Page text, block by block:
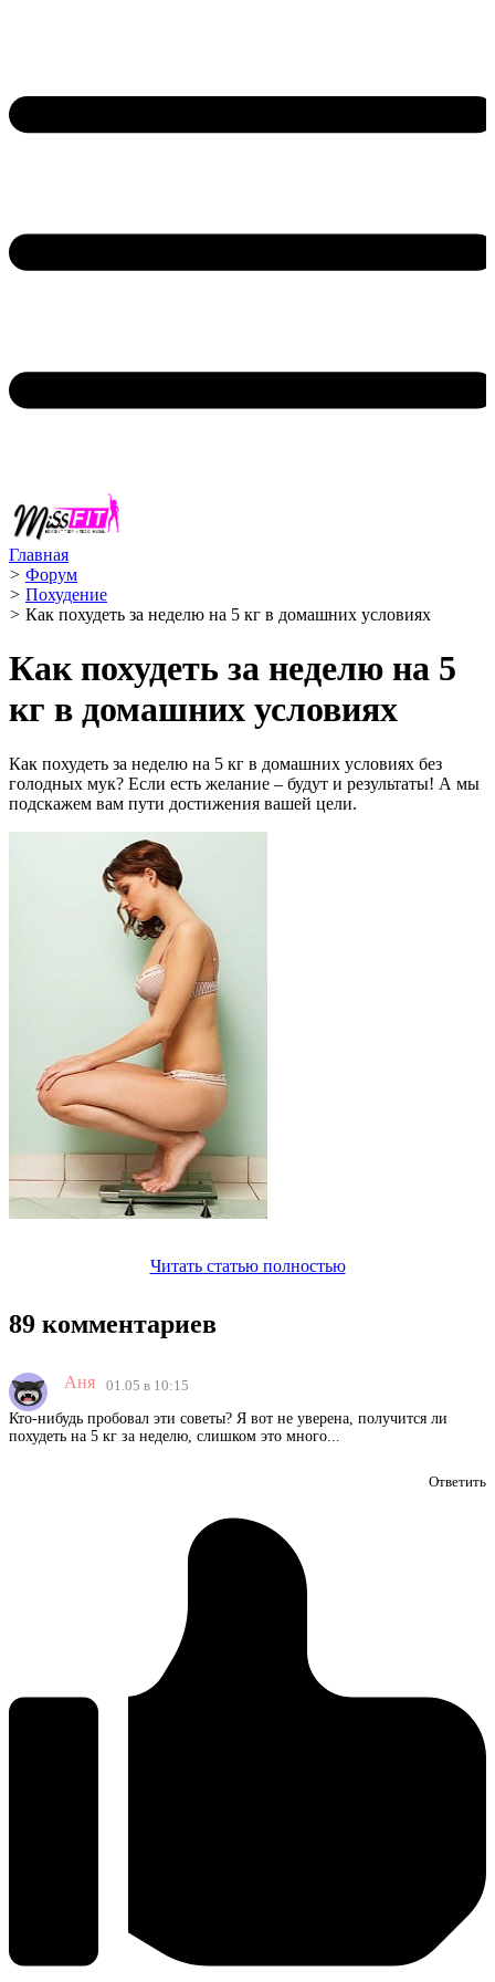
Главная
> Форум
> Похудение
> Как похудеть за неделю на 5 кг в домашних условиях
Как похудеть за неделю на 5
кг в домашних условиях
Как похудеть за неделю на 5 кг в домашних условиях без
голодных мук? Если есть желание – будут и результаты! А мы
подскажем вам пути достижения вашей цели.
Читать статью полностью
89 комментариев
Аня 01.05 в 10:15
Кто-нибудь пробовал эти советы? Я вот не уверена, получится ли
похудеть на 5 кг за неделю, слишком это много...
Ответить